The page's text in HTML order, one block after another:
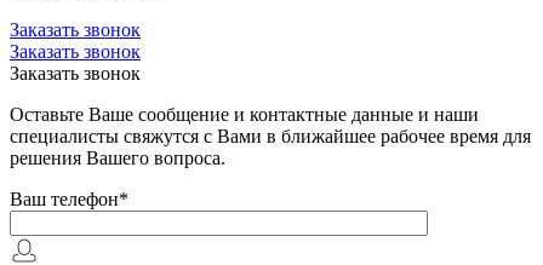
Заказать звонок
Заказать звонок
Заказать звонок
Оставьте Ваше сообщение и контактные данные и наши
специалисты свяжутся с Вами в ближайшее рабочее время для
решения Вашего вопроса.
Ваш телефон*